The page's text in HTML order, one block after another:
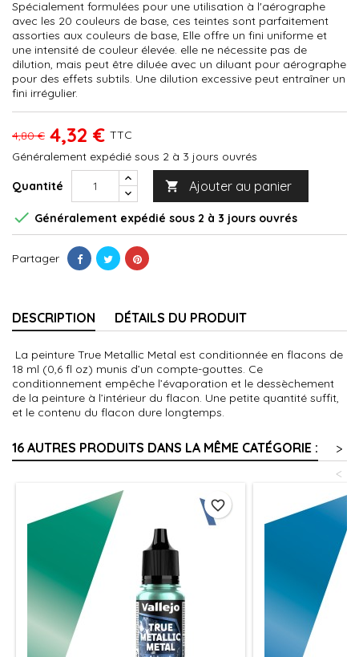
Spécialement formulées pour une utilisation à l'aérographe
avec les 20 couleurs de base, ces teintes sont parfaitement
assorties aux couleurs de base, Elle offre un fini uniforme et
une intensité de couleur élevée. elle ne nécessite pas de
dilution, mais peut être diluée avec un diluant pour aérographe
pour des effets subtils. Une dilution excessive peut entraîner un
fini irrégulier.
4,80 € 4,32 € TTC
Généralement expédié sous 2 à 3 jours ouvrés
Quantité  Ajouter au panier
 Généralement expédié sous 2 à 3 jours ouvrés
Partager
DESCRIPTION DÉTAILS DU PRODUIT
La peinture True Metallic Metal est conditionnée en flacons de
18 ml (0,6 fl oz) munis d’un compte-gouttes. Ce
conditionnement empêche l’évaporation et le dessèchement
de la peinture à l’intérieur du flacon. Une petite quantité suffit,
et le contenu du flacon dure longtemps.
16 AUTRES PRODUITS DANS LA MÊME CATÉGORIE :
>
<
favorite_border